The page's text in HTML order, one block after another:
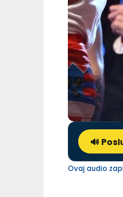
🔊
Ovaj audio